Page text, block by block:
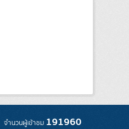
จำนวนผู้เข้าชม 191960